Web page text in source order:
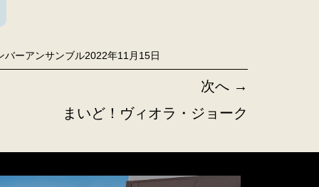
バーアンサンブル2022年11月15日
次へ →
まいど！ヴィオラ・ジョーク